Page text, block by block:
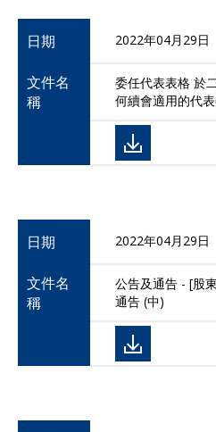
日期 2022年04月29日
文件名
稱
委任代表表格 於
何續會適用的代
日期 2022年04月29日
文件名
稱
公告及通告 - [股
通告 (中)